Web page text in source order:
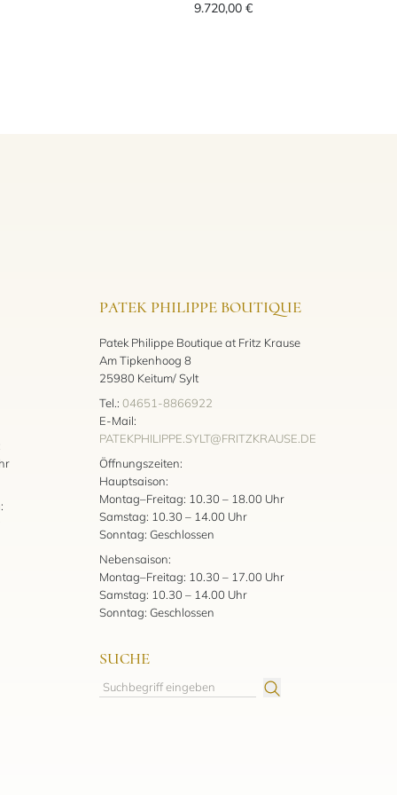
9.720,00 €
PATEK PHILIPPE BOUTIQUE
Patek Philippe Boutique at Fritz Krause
Am Tipkenhoog 8
25980 Keitum/ Sylt
Tel.: 04651-8866922
E-Mail:
PATEKPHILIPPE.SYLT@FRITZKRAUSE.DE
Öffnungszeiten:
Hauptsaison:
Montag–Freitag: 10.30 – 18.00 Uhr
Samstag: 10.30 – 14.00 Uhr
Sonntag: Geschlossen
Nebensaison:
Montag–Freitag: 10.30 – 17.00 Uhr
Samstag: 10.30 – 14.00 Uhr
Sonntag: Geschlossen
SUCHE